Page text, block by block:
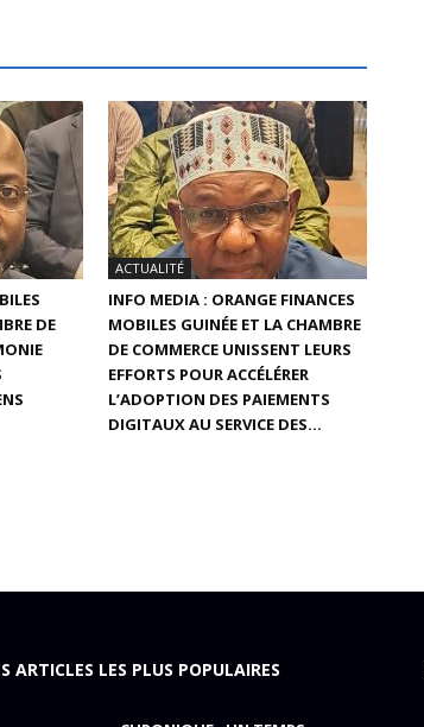
DE
ACTUALITÉ
INFO MEDIA : ORANGE FINANCES
MOBILES GUINÉE ET LA CHAMBRE
DE COMMERCE UNISSENT LEURS
EFFORTS POUR ACCÉLÉRER
L’ADOPTION DES PAIEMENTS
DIGITAUX AU SERVICE DES...
ARTICLES LES PLUS POPULAIRES